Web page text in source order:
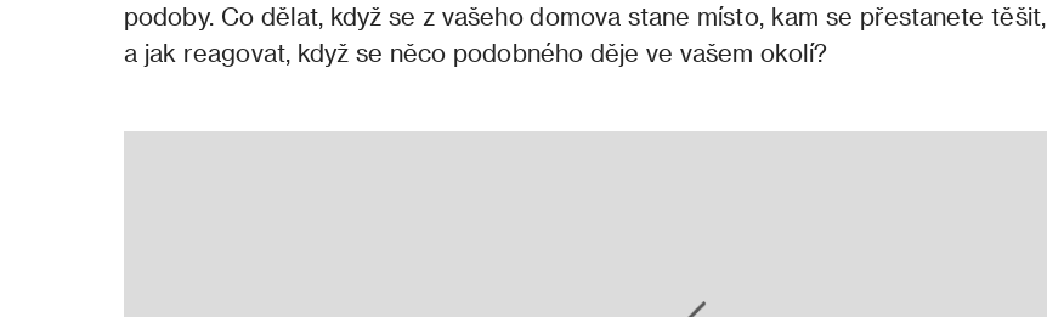
podoby. Co dělat, když se z vašeho domova stane místo, kam se přestanete těšit,
a jak reagovat, když se něco podobného děje ve vašem okolí?